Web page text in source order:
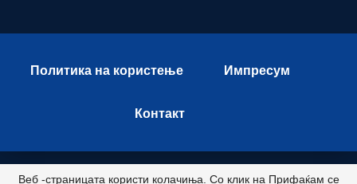
Политика на користење Импресум
Контакт
Веб -страницата користи колачиња. Со клик на Прифаќам се